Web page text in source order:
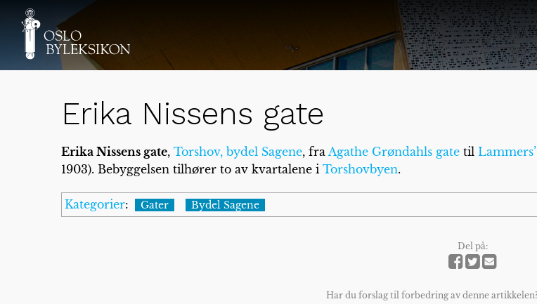
Erika Nissens gate
Erika Nissens gate, Torshov, bydel Sagene, fra Agathe Grøndahls gate til
1903). Bebyggelsen tilhører to av kvartalene i Torshovbyen.
Kategorier: Gater Bydel Sagene
Del på:
Har du forslag til forbedring av denne artikkelen?